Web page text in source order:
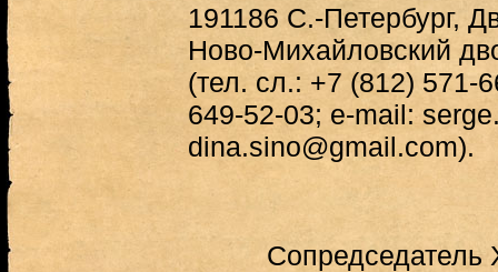
191186 С.-Петербург,
Ново-Михайловский
(тел. сл.: +7 (812) 571-
649-52-03; e-mail:
dina.sino@gmail.com).
Сопредседатель